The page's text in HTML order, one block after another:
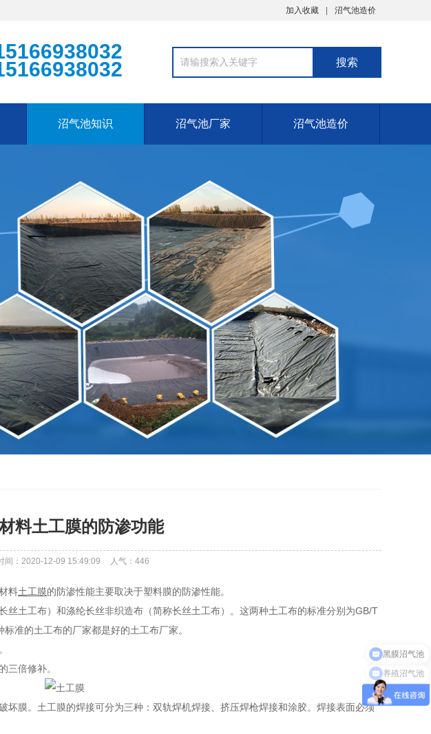
加入收藏 沼气池造价
沼气池知识 沼气池厂家 沼气池造价
料土工膜的防渗功能
间：2020-12-09 15:49:09 人气： 446
料土工膜的防渗性能主要取决于塑料膜的防渗性能。
丝土工布）和涤纶长丝非织造布（简称长丝土工布）。这两种土工布的标准分别为GB/T
准的土工布的厂家都是好的土工布厂家。
三倍修补。
坏膜。土工膜的焊接可分为三种：双轨焊机焊接、挤压焊枪焊接和涂胶。焊接表面必须